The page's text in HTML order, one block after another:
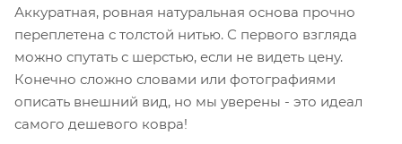
Аккуратная, ровная натуральная основа прочно
переплетена с толстой нитью. С первого взгляда
можно спутать с шерстью, если не видеть цену.
Конечно сложно словами или фотографиями
описать внешний вид, но мы уверены - это идеал
самого дешевого ковра!